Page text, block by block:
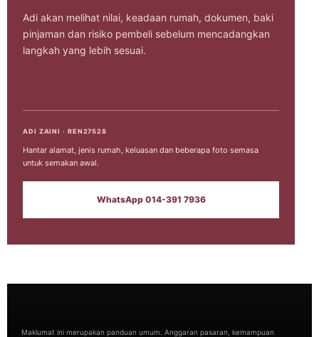
Adi akan melihat nilai, keadaan rumah, dokumen, baki
pinjaman dan risiko pembeli sebelum mencadangkan
langkah yang lebih sesuai.
ADI ZAINI · REN27528
Hantar alamat, jenis rumah, keluasan dan beberapa foto semasa
untuk semakan awal.
WhatsApp 014-391 7936
Maklumat ini merupakan panduan umum. Anggaran pasaran, kemampuan